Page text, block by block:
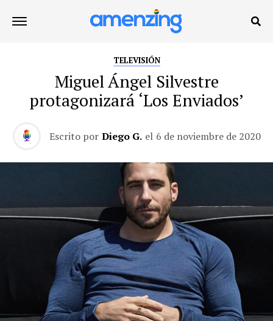
TELEVISIÓN
Miguel Ángel Silvestre
protagonizará ‘Los Enviados’
Escrito por Diego G. el 6 de noviembre de 2020